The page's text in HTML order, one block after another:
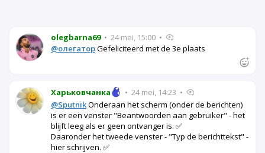
olegbarna69 • 24 mei, 15:00 •
@олегаторGefeliciteerd met de 3e plaats
Харьковчанка • 24 mei, 14:23 •
@SputnikOnderaan het scherm (onder de berichten)
is er een venster "Beantwoorden aan gebruiker" - het
blijft leeg als er geen ontvanger is. ✅
Daaronder het tweede venster - "Typ de berichttekst" -
hier schrijven. ✅